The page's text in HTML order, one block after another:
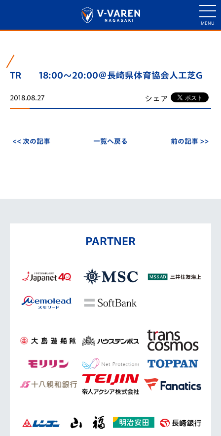
TR 18:00～20:00＠長崎県体育協会人工芝G
2018.08.27 シェア
<< 次の記事 一覧へ戻る 前の記事 >>
PARTNER